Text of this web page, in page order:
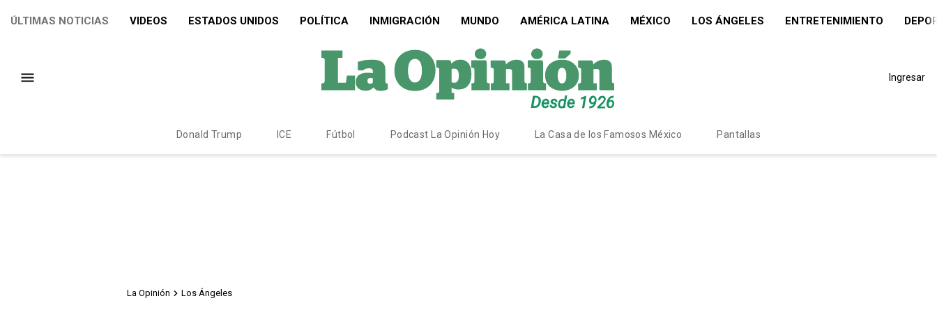
ÚLTIMAS NOTICIAS VIDEOS ESTADOS UNIDOS POLÍTICA INMIGRACIÓN MUNDO AMÉRICA LATINA MÉXICO LOS ÁNGELES ENTRETENIMIENTO
Ingresar
Donald Trump ICE Fútbol Podcast La Opinión Hoy La Casa de los Famosos México Pantallas
La Opinión Los Ángeles